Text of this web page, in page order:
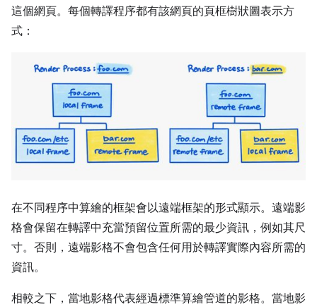
這個網頁。每個轉譯程序都有該網頁的頁框樹狀圖表示方
式：
在不同程序中算繪的框架會以遠端框架的形式顯示。遠端影
格會保留在轉譯中充當預留位置所需的最少資訊，例如其尺
寸。否則，遠端影格不會包含任何用於轉譯實際內容所需的
資訊。
相較之下，當地影格代表經過標準算繪管道的影格。當地影